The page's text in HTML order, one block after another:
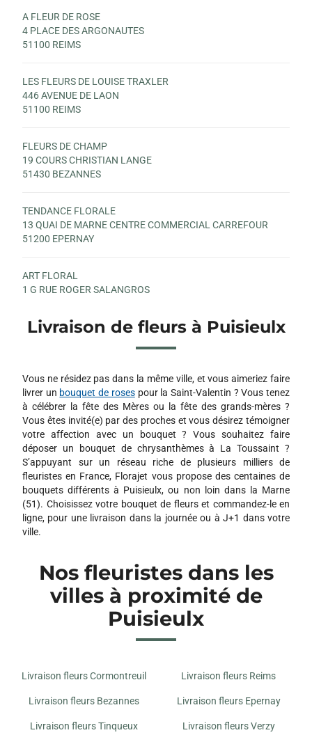
A FLEUR DE ROSE
4 PLACE DES ARGONAUTES
51100 REIMS
LES FLEURS DE LOUISE TRAXLER
446 AVENUE DE LAON
51100 REIMS
FLEURS DE CHAMP
19 COURS CHRISTIAN LANGE
51430 BEZANNES
TENDANCE FLORALE
13 QUAI DE MARNE CENTRE COMMERCIAL CARREFOUR
51200 EPERNAY
ART FLORAL
1 G RUE ROGER SALANGROS
JH FLEURS
33 AVENUE SARAH BERNHARDT 33 AVENUE SARAH
BERNHARDT
51430 TINQUEUX
AU JARDIN FLEURI
212 AVENUE DE LAON
51100 REIMS
51380 VERZY
LE JARDIN DE STELLY
3 B PLACE RENE CLAIR
MARGUERITE FLEURISTE
51100 REIMS
Livraison de fleurs à Puisieulx
Vous ne résidez pas dans la même ville, et vous aimeriez faire
livrer un bouquet de rosespour la Saint-Valentin ? Vous tenez
à célébrer la fête des Mères ou la fête des grands-mères ?
Vous êtes invité(e) par des proches et vous désirez témoigner
votre affection avec un bouquet ? Vous souhaitez faire
déposer un bouquet de chrysanthèmes à La Toussaint ?
S’appuyant sur un réseau riche de plusieurs milliers de
fleuristes en France, Florajet vous propose des centaines de
bouquets différents à Puisieulx, ou non loin dans la Marne
(51). Choisissez votre bouquet de fleurs et commandez-le en
ligne, pour une livraison dans la journée ou à J+1 dans votre
ville.
Nos fleuristes dans les
villes à proximité de
Puisieulx
Livraison fleurs Cormontreuil Livraison fleurs Reims
Livraison fleurs Bezannes Livraison fleurs Epernay
Livraison fleurs Tinqueux Livraison fleurs Verzy